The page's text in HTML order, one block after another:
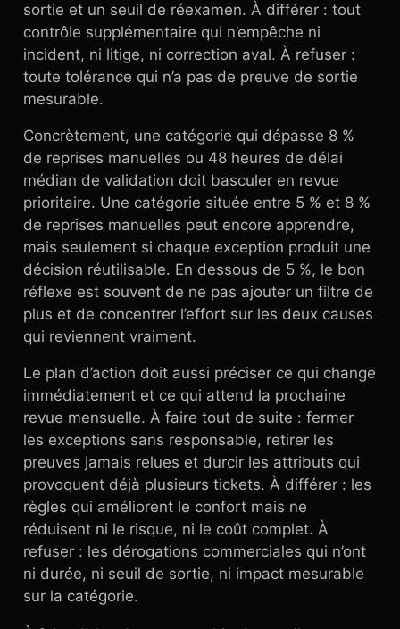
sortie et un seuil de réexamen. À différer : tout
contrôle supplémentaire qui n’empêche ni
incident, ni litige, ni correction aval. À refuser :
toute tolérance qui n’a pas de preuve de sortie
mesurable.
Concrètement, une catégorie qui dépasse 8 %
de reprises manuelles ou 48 heures de délai
médian de validation doit basculer en revue
prioritaire. Une catégorie située entre 5 % et 8 %
de reprises manuelles peut encore apprendre,
mais seulement si chaque exception produit une
décision réutilisable. En dessous de 5 %, le bon
réflexe est souvent de ne pas ajouter un filtre de
plus et de concentrer l’effort sur les deux causes
qui reviennent vraiment.
Le plan d’action doit aussi préciser ce qui change
immédiatement et ce qui attend la prochaine
revue mensuelle. À faire tout de suite : fermer
les exceptions sans responsable, retirer les
preuves jamais relues et durcir les attributs qui
provoquent déjà plusieurs tickets. À différer : les
règles qui améliorent le confort mais ne
réduisent ni le risque, ni le coût complet. À
refuser : les dérogations commerciales qui n’ont
ni durée, ni seuil de sortie, ni impact mesurable
sur la catégorie.